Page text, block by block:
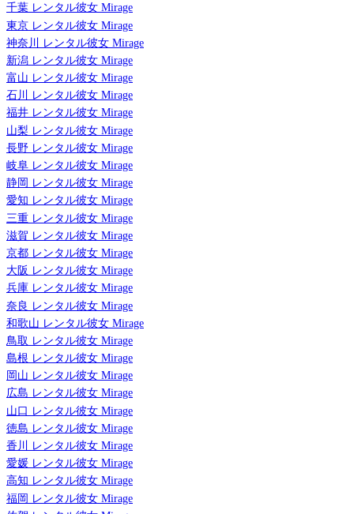
千葉 レンタル彼女 Mirage
東京 レンタル彼女 Mirage
神奈川 レンタル彼女 Mirage
新潟 レンタル彼女 Mirage
富山 レンタル彼女 Mirage
石川 レンタル彼女 Mirage
福井 レンタル彼女 Mirage
山梨 レンタル彼女 Mirage
長野 レンタル彼女 Mirage
岐阜 レンタル彼女 Mirage
静岡 レンタル彼女 Mirage
愛知 レンタル彼女 Mirage
三重 レンタル彼女 Mirage
滋賀 レンタル彼女 Mirage
京都 レンタル彼女 Mirage
大阪 レンタル彼女 Mirage
兵庫 レンタル彼女 Mirage
奈良 レンタル彼女 Mirage
和歌山 レンタル彼女 Mirage
鳥取 レンタル彼女 Mirage
島根 レンタル彼女 Mirage
岡山 レンタル彼女 Mirage
広島 レンタル彼女 Mirage
山口 レンタル彼女 Mirage
徳島 レンタル彼女 Mirage
香川 レンタル彼女 Mirage
愛媛 レンタル彼女 Mirage
高知 レンタル彼女 Mirage
福岡 レンタル彼女 Mirage